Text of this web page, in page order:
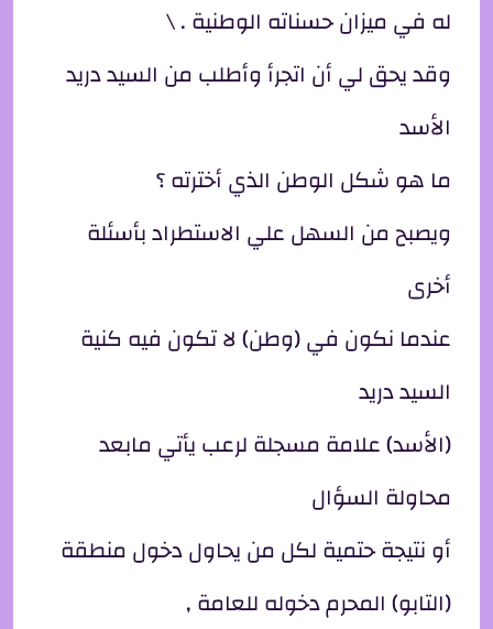
له في ميزان حسناته الوطنية . \
وقد يحق لي أن اتجرأ وأطلب من السيد دريد
الأسد
ما هو شكل الوطن الذي أخترته ؟
ويصبح من السهل علي الاستطراد بأسئلة
أخرى
عندما نكون في (وطن) لا تكون فيه كنية
السيد دريد
(الأسد) علامة مسجلة لرعب يأتي مابعد
محاولة السؤال
أو نتيجة حتمية لكل من يحاول دخول منطقة
(التابو) المحرم دخوله للعامة ,